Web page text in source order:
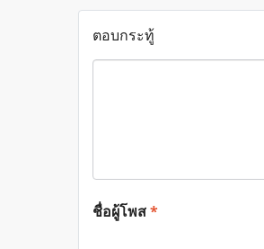
ตอบกระทู้
ชื่อผู้โพส*